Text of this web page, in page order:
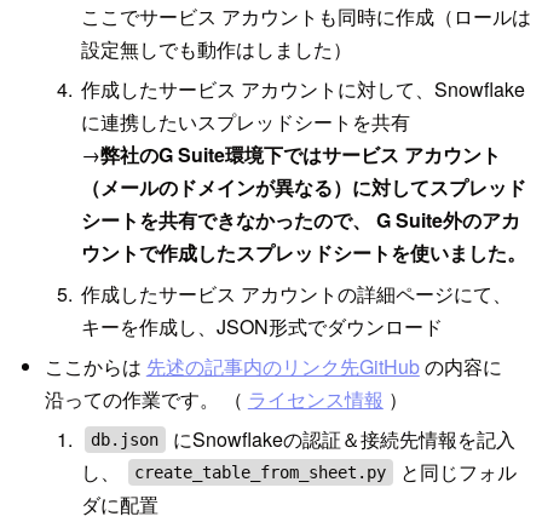
ここでサービス アカウントも同時に作成（ロールは
設定無しでも動作はしました）
作成したサービス アカウントに対して、Snowflake
に連携したいスプレッドシートを共有
→弊社のG Suite環境下ではサービス アカウント
（メールのドメインが異なる）に対してスプレッド
シートを共有できなかったので、 G Suite外のアカ
ウントで作成したスプレッドシートを使いました。
作成したサービス アカウントの詳細ページにて、
キーを作成し、JSON形式でダウンロード
ここからは 先述の記事内のリンク先GitHubの内容に
沿っての作業です。 （ ライセンス情報 ）
db.json
にSnowflakeの認証＆接続先情報を記入
し、
create_table_from_sheet.py
と同じフォル
ダに配置